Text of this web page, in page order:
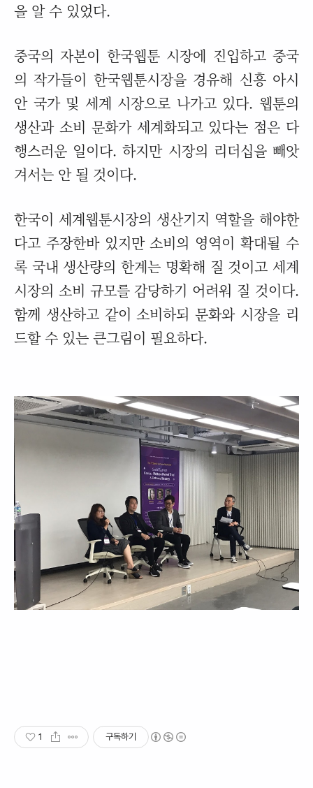
을 알 수 있었다.
중국의 자본이 한국웹툰 시장에 진입하고 중국
의 작가들이 한국웹툰시장을 경유해 신흥 아시
안 국가 및 세계 시장으로 나가고 있다. 웹툰의
생산과 소비 문화가 세계화되고 있다는 점은 다
행스러운 일이다. 하지만 시장의 리더십을 빼앗
겨서는 안 될 것이다.
한국이 세계웹툰시장의 생산기지 역할을 해야한
다고 주장한바 있지만 소비의 영역이 확대될 수
록 국내 생산량의 한계는 명확해 질 것이고 세계
시장의 소비 규모를 감당하기 어려워 질 것이다.
함께 생산하고 같이 소비하되 문화와 시장을 리
드할 수 있는 큰그림이 필요하다.
1 구독하기